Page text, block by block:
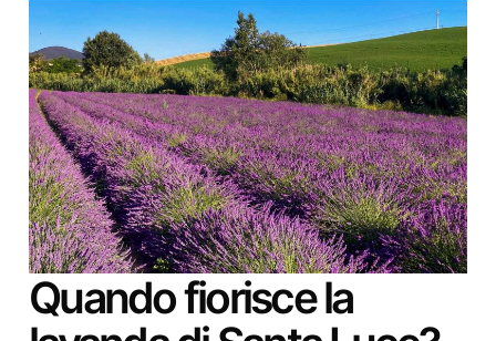
Quando fiorisce la